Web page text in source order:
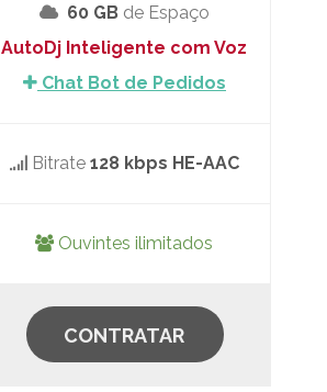
60 GB de Espaço
AutoDj Inteligente com Voz
Chat Bot de Pedidos
Bitrate 128 kbps HE-AAC
Ouvintes ilimitados
CONTRATAR